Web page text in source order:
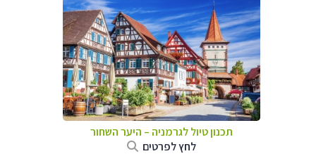
תכנון טיול לגרמניה – היער השחור
לחץ לפרטים